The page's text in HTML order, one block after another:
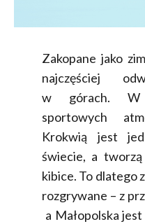
Zakopane jako
najczęściej
w górach. W
sportowych
Krokwią jest
świecie, a
kibice. To dlatego
rozgrywane – z
a Małopolska